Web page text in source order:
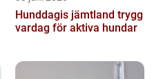
Hunddagis jämtland trygg
vardag för aktiva hundar